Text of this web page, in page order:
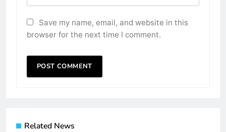
Save my name, email, and website in this
browser for the next time I comment.
Related News